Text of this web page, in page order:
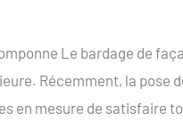
Le bardage de
Récemment, la pose
en mesure de satisfaire